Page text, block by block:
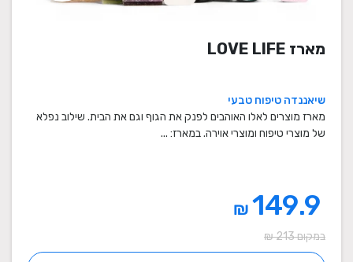
מארז LOVE LIFE
שיאננדה טיפוח טבעי
מארז מוצרים לאלו האוהבים לפנק את הגוף וגם את הבית. שילוב נפלא
של מוצרי טיפוח ומוצרי אוירה. במארז: ...
149.9
₪
במקום 213 ₪